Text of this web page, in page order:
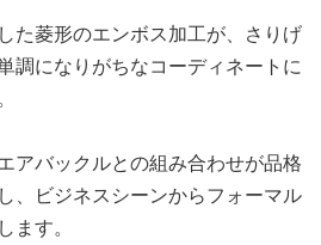
た菱形のエンボス加工が、さりげ
調になりがちなコーディネートに
アバックルとの組み合わせが品格
、ビジネスシーンからフォーマル
ます。